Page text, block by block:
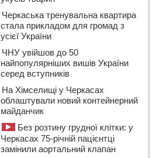
Черкаська тренувальна квартира
стала прикладом для громад з
усієї України
ЧНУ увійшов до 50
найпопулярніших вишів України
серед вступників
На Хімселищі у Черкасах
облаштували новий контейнерний
майданчик
Без розтину грудної клітки: у
Черкасах 75-річній пацієнтці
замінили аортальний клапан